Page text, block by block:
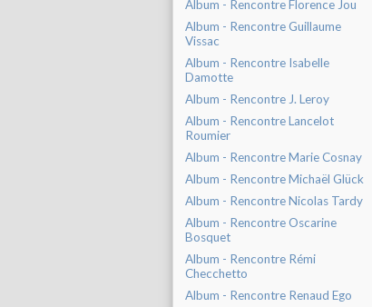
Album - Rencontre Florence Jou
Album - Rencontre Guillaume
Vissac
Album - Rencontre Isabelle
Damotte
Album - Rencontre J. Leroy
Album - Rencontre Lancelot
Roumier
Album - Rencontre Marie Cosnay
Album - Rencontre Michaël Glück
Album - Rencontre Nicolas Tardy
Album - Rencontre Oscarine
Bosquet
Album - Rencontre Rémi
Checchetto
Album - Rencontre Renaud Ego